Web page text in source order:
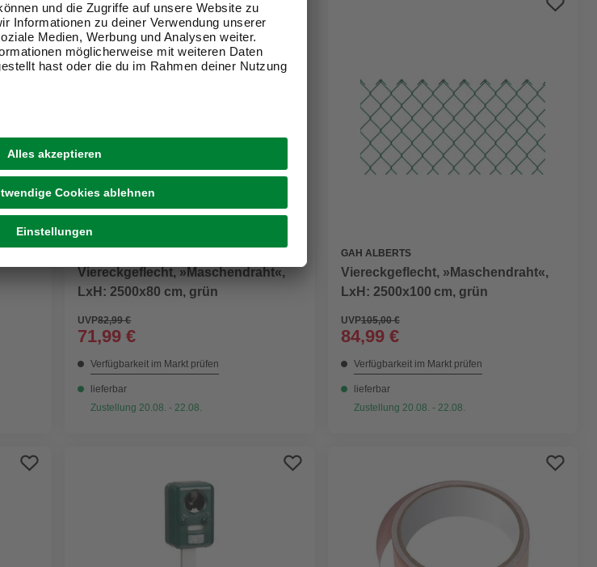
Viereckgeflecht, »Maschendraht«,
LxH: 2500x80 cm, grün
UVP82,99 €
71,99 €
Verfügbarkeit im Markt prüfen
lieferbar
Zustellung 20.08. - 22.08.
GAH ALBERTS
Viereckgeflecht, »Maschendraht«,
LxH: 2500x100 cm, grün
UVP105,00 €
84,99 €
Verfügbarkeit im Markt prüfen
lieferbar
Zustellung 20.08. - 22.08.